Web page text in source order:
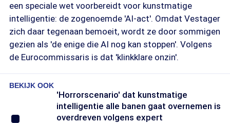
een speciale wet voorbereidt voor kunstmatige
intelligentie: de zogenoemde 'AI-act'. Omdat Vestager
zich daar tegenaan bemoeit, wordt ze door sommigen
gezien als 'de enige die AI nog kan stoppen'. Volgens
de Eurocommissaris is dat 'klinkklare onzin'.
BEKIJK OOK
'Horrorscenario' dat kunstmatige
intelligentie alle banen gaat overnemen is
overdreven volgens expert